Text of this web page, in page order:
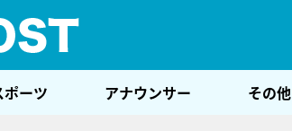
ポーツ アナウンサー その他